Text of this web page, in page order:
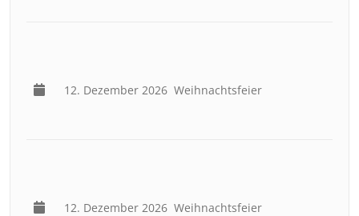
12. Dezember 2026 Weihnachtsfeier
12. Dezember 2026 Weihnachtsfeier